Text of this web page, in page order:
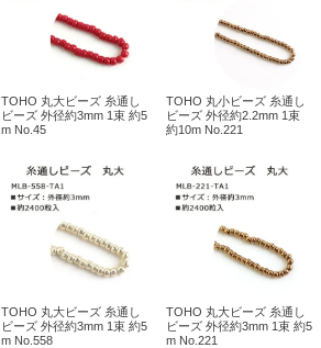
TOHO 丸大ビーズ 糸通し
ビーズ 外径約3mm 1束 約5
m No.45
TOHO 丸小ビーズ 糸通し
ビーズ 外径約2.2mm 1束
約10m No.221
TOHO 丸大ビーズ 糸通し
ビーズ 外径約3mm 1束 約5
m No.558
TOHO 丸大ビーズ 糸通し
ビーズ 外径約3mm 1束 約5
m No.221